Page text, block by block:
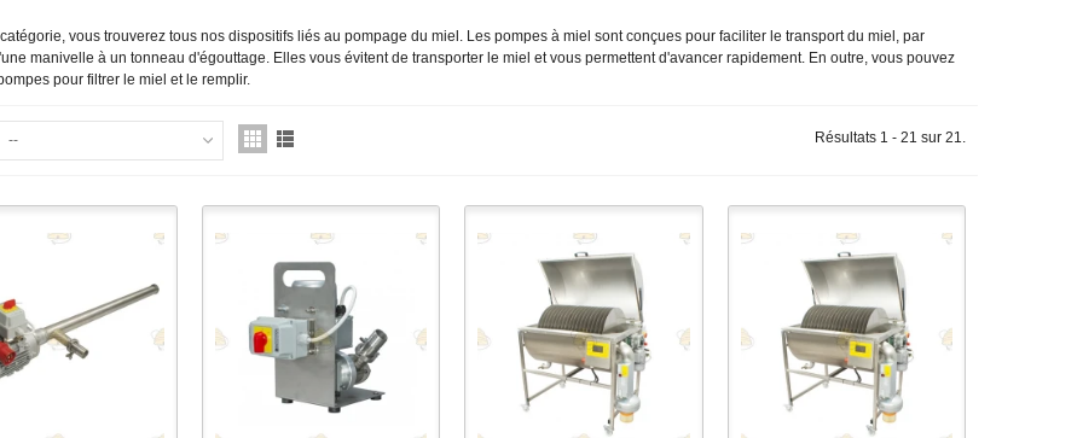
vous trouverez tous nos dispositifs liés au pompage du miel. Les pompes à miel sont conçues pour faciliter le transport du miel, par
manivelle à un tonneau d'égouttage. Elles vous évitent de transporter le miel et vous permettent d'avancer rapidement. En outre, vous pouvez
pour filtrer le miel et le remplir.
-- Résultats 1 - 21 sur 21.